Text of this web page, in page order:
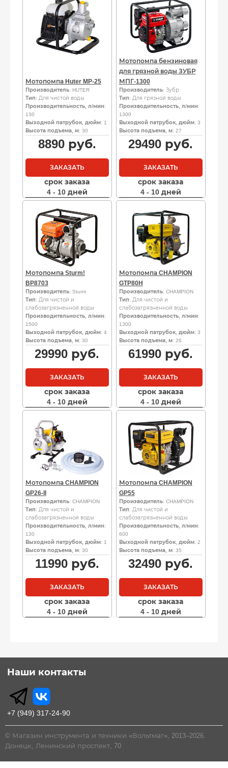
Мотопомпа Huter MP-25
Производитель: HUTER
Тип: Для чистой воды
Производительность, л/мин:
130
Выходной патрубок, дюйм: 1
Высота подъема, м: 30
8890руб.
ЗАКАЗАТЬ
срок заказа
4 - 10 дней
Мотопомпа бензиновая
для грязной воды ЗУБР
МПГ-1300
Производитель: Зубр
Тип: Для грязной воды
Производительность, л/мин:
1300
Выходной патрубок, дюйм: 3
Высота подъема, м: 27
29490 руб.
ЗАКАЗАТЬ
срок заказа
4 - 10 дней
Мотопомпа Sturm!
BP8703
Производитель: Sturm
Тип: Для чистой и
слабозагрязненной воды
Производительность, л/мин:
1500
Выходной патрубок, дюйм: 4
Высота подъема, м: 30
29990 руб.
ЗАКАЗАТЬ
срок заказа
4 - 10 дней
Мотопомпа CHAMPION
GTP80H
Производитель: CHAMPION
Тип: Для чистой и
слабозагрязненной воды
Производительность, л/мин:
1300
Выходной патрубок, дюйм: 3
Высота подъема, м: 26
61990 руб.
ЗАКАЗАТЬ
срок заказа
4 - 10 дней
Мотопомпа CHAMPION
GP26-II
Производитель: CHAMPION
Тип: Для чистой и
слабозагрязненной воды
Производительность, л/мин:
130
Выходной патрубок, дюйм: 1
Высота подъема, м: 30
11990руб.
ЗАКАЗАТЬ
срок заказа
4 - 10 дней
Мотопомпа CHAMPION
GP55
Производитель: CHAMPION
Тип: Для чистой и
слабозагрязненной воды
Производительность, л/мин:
600
Выходной патрубок, дюйм: 2
Высота подъема, м: 35
32490 руб.
ЗАКАЗАТЬ
срок заказа
4 - 10 дней
Наши контакты
+7 (949) 317-24-90
© Магазин инструмента и техники «Вольтмаг», 2013–2026.
Донецк, Ленинский проспект, 70